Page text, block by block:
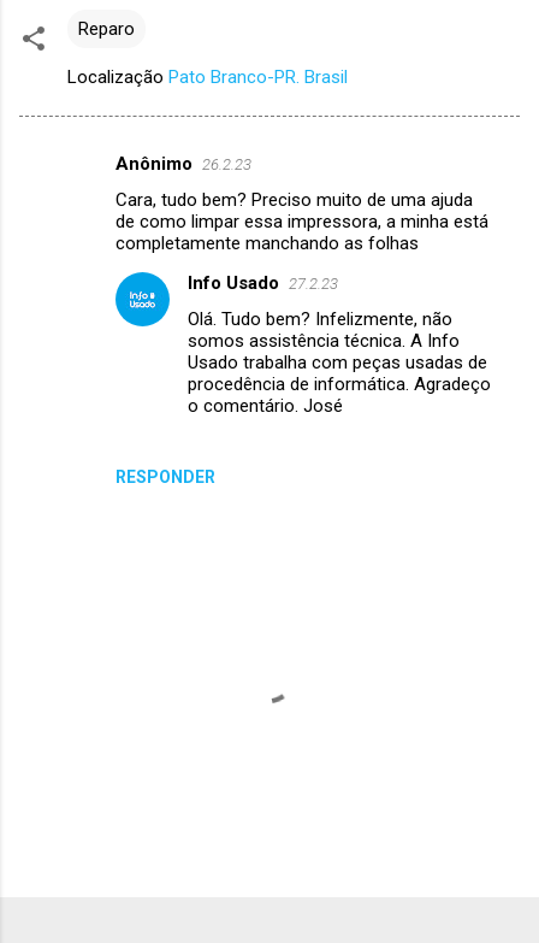
Reparo
Localização Pato Branco-PR. Brasil
Anônimo 26.2.23
Cara, tudo bem? Preciso muito de uma ajuda
de como limpar essa impressora, a minha está
completamente manchando as folhas
RESPONDER
Info Usado 27.2.23
Olá. Tudo bem? Infelizmente, não
somos assistência técnica. A Info
Usado trabalha com peças usadas de
procedência de informática. Agradeço
o comentário. José